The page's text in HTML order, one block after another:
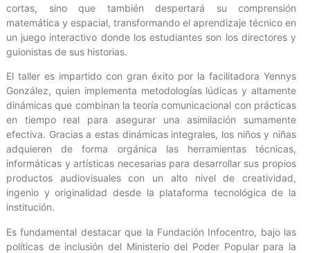
cortas, sino que también despertará su comprensión
matemática y espacial, transformando el aprendizaje técnico en
un juego interactivo donde los estudiantes son los directores y
guionistas de sus historias.
El taller es impartido con gran éxito por la facilitadora Yennys
González, quien implementa metodologías lúdicas y altamente
dinámicas que combinan la teoría comunicacional con prácticas
en tiempo real para asegurar una asimilación sumamente
efectiva. Gracias a estas dinámicas integrales, los niños y niñas
adquieren de forma orgánica las herramientas técnicas,
informáticas y artísticas necesarias para desarrollar sus propios
productos audiovisuales con un alto nivel de creatividad,
ingenio y originalidad desde la plataforma tecnológica de la
institución.
Es fundamental destacar que la Fundación Infocentro, bajo las
políticas de inclusión del Ministerio del Poder Popular para la